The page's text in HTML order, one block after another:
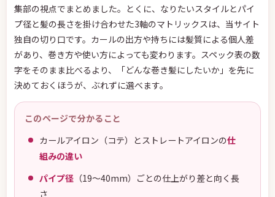
集部の視点でまとめました。とくに、なりたいスタイルとパイ
プ径と髪の長さを掛け合わせた3軸のマトリックスは、当サイト
独自の切り口です。カールの出方や持ちには髪質による個人差
があり、巻き方や使い方によっても変わります。スペック表の数
字をそのまま比べるより、「どんな巻き髪にしたいか」を先に
決めておくほうが、ぶれずに選べます。
このページで分かること
カールアイロン（コテ）とストレートアイロンの仕
組みの違い
パイプ径 （19〜40mm）ごとの仕上がり差と向く長
さ